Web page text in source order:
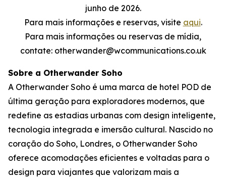
junho de 2026.
Para mais informações e reservas, visite aqui.
Para mais informações ou reservas de mídia,
contate: otherwander@wcommunications.co.uk
Sobre a Otherwander Soho
A Otherwander Soho é uma marca de hotel POD de
última geração para exploradores modernos, que
redefine as estadias urbanas com design inteligente,
tecnologia integrada e imersão cultural. Nascido no
coração do Soho, Londres, o Otherwander Soho
oferece acomodações eficientes e voltadas para o
design para viajantes que valorizam mais a